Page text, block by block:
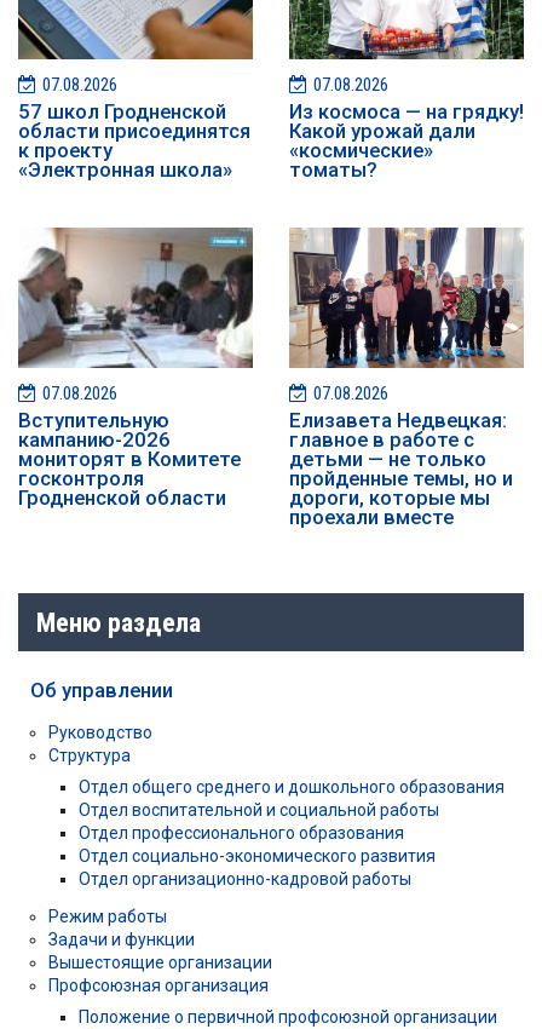
07.08.2026
57 школ Гродненской
области присоединятся
к проекту
«Электронная школа»
07.08.2026
Из космоса — на грядку!
Какой урожай дали
«космические»
томаты?
07.08.2026
️️Вступительную
кампанию-2026
мониторят в Комитете
госконтроля
Гродненской области
07.08.2026
Елизавета Недвецкая:
главное в работе с
детьми — не только
пройденные темы, но и
дороги, которые мы
проехали вместе
Меню раздела
Об управлении
Руководство
Структура
Отдел общего среднего и дошкольного образования
Отдел воспитательной и социальной работы
Отдел профессионального образования
Отдел социально-экономического развития
Отдел организационно-кадровой работы
Режим работы
Задачи и функции
Вышестоящие организации
Профсоюзная организация
Положение о первичной профсоюзной организации